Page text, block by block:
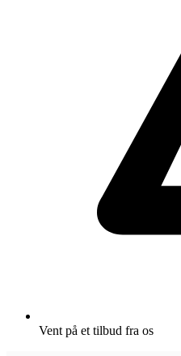
Vent på et tilbud fra os